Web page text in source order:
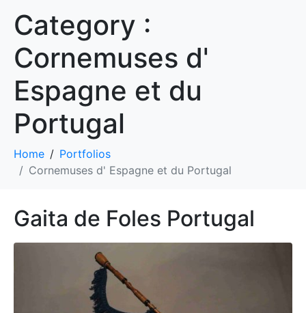
Category :
Cornemuses d'
Espagne et du
Portugal
Home
Portfolios
Cornemuses d' Espagne et du Portugal
Gaita de Foles Portugal